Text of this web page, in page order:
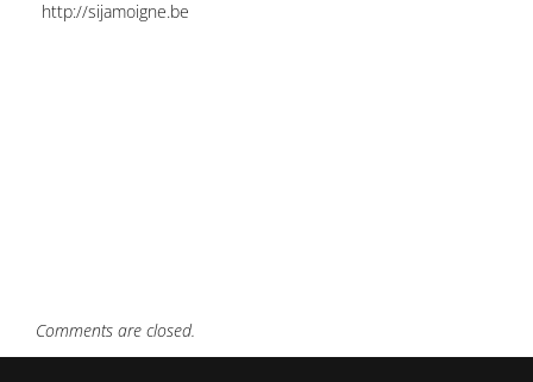
http://sijamoigne.be
Comments are closed.